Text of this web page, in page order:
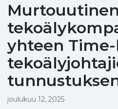
yhteen
joulukuu 12, 2025